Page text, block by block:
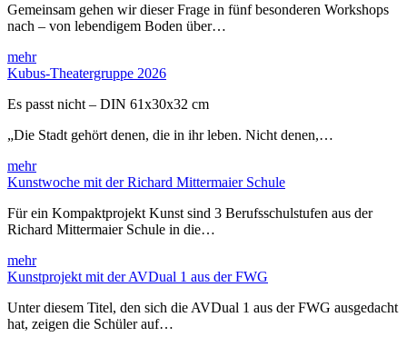
Gemeinsam gehen wir dieser Frage in fünf besonderen Workshops
nach – von lebendigem Boden über…
mehr
Kubus-Theatergruppe 2026
Es passt nicht – DIN 61x30x32 cm
„Die Stadt gehört denen, die in ihr leben. Nicht denen,…
mehr
Kunstwoche mit der Richard Mittermaier Schule
Für ein Kompaktprojekt Kunst sind 3 Berufsschulstufen aus der
Richard Mittermaier Schule in die…
mehr
Kunstprojekt mit der AVDual 1 aus der FWG
Unter diesem Titel, den sich die AVDual 1 aus der FWG ausgedacht
hat, zeigen die Schüler auf…